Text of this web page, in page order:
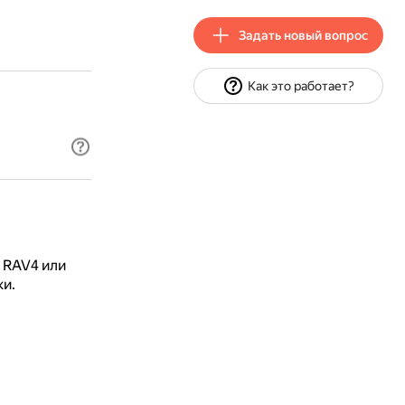
или
Задать новый вопрос
Как это работает?